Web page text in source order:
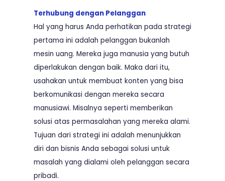
Terhubung dengan Pelanggan
Hal yang harus Anda perhatikan pada strategi
pertama ini adalah pelanggan bukanlah
mesin uang. Mereka juga manusia yang butuh
diperlakukan dengan baik. Maka dari itu,
usahakan untuk membuat konten yang bisa
berkomunikasi dengan mereka secara
manusiawi. Misalnya seperti memberikan
solusi atas permasalahan yang mereka alami.
Tujuan dari strategi ini adalah menunjukkan
diri dan bisnis Anda sebagai solusi untuk
masalah yang dialami oleh pelanggan secara
pribadi.